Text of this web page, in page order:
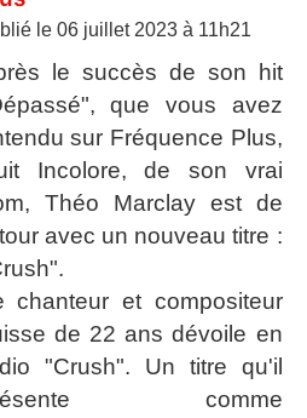
le 06 juillet 2023 à 11h21
le succès de son hit
que vous avez
sur Fréquence Plus,
Incolore, de son vrai
Théo Marclay est de
avec un nouveau titre :
chanteur et compositeur
de 22 ans dévoile en
"Crush". Un titre qu'il
comme